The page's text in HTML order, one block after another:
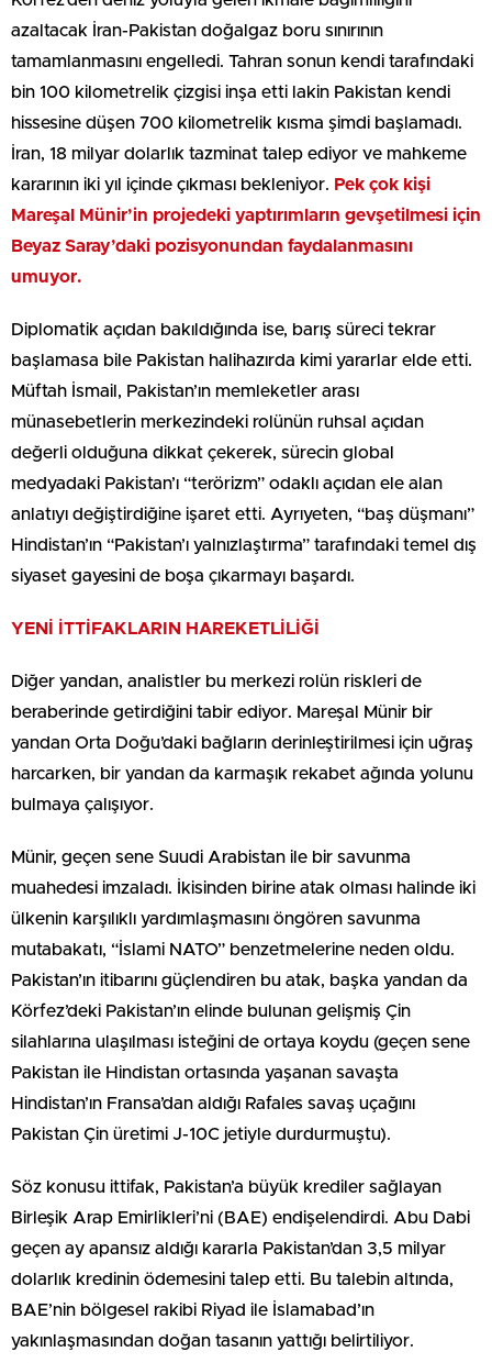
azaltacak İran-Pakistan doğalgaz boru sınırının
tamamlanmasını engelledi. Tahran sonun kendi tarafındaki
bin 100 kilometrelik çizgisi inşa etti lakin Pakistan kendi
hissesine düşen 700 kilometrelik kısma şimdi başlamadı.
İran, 18 milyar dolarlık tazminat talep ediyor ve mahkeme
kararının iki yıl içinde çıkması bekleniyor. Pek çok kişi
Mareşal Münir’in projedeki yaptırımların gevşetilmesi için
Beyaz Saray’daki pozisyonundan faydalanmasını
umuyor.
Diplomatik açıdan bakıldığında ise, barış süreci tekrar
başlamasa bile Pakistan halihazırda kimi yararlar elde etti.
Müftah İsmail, Pakistan’ın memleketler arası
münasebetlerin merkezindeki rolünün ruhsal açıdan
değerli olduğuna dikkat çekerek, sürecin global
medyadaki Pakistan’ı “terörizm” odaklı açıdan ele alan
anlatıyı değiştirdiğine işaret etti. Ayrıyeten, “baş düşmanı”
Hindistan’ın “Pakistan’ı yalnızlaştırma” tarafındaki temel dış
siyaset gayesini de boşa çıkarmayı başardı.
YENİ İTTİFAKLARIN HAREKETLİLİĞİ
Diğer yandan, analistler bu merkezi rolün riskleri de
beraberinde getirdiğini tabir ediyor. Mareşal Münir bir
yandan Orta Doğu’daki bağların derinleştirilmesi için uğraş
harcarken, bir yandan da karmaşık rekabet ağında yolunu
bulmaya çalışıyor.
Münir, geçen sene Suudi Arabistan ile bir savunma
muahedesi imzaladı. İkisinden birine atak olması halinde iki
ülkenin karşılıklı yardımlaşmasını öngören savunma
mutabakatı, “İslami NATO” benzetmelerine neden oldu.
Pakistan’ın itibarını güçlendiren bu atak, başka yandan da
Körfez’deki Pakistan’ın elinde bulunan gelişmiş Çin
silahlarına ulaşılması isteğini de ortaya koydu (geçen sene
Pakistan ile Hindistan ortasında yaşanan savaşta
Hindistan’ın Fransa’dan aldığı Rafales savaş uçağını
Pakistan Çin üretimi J-10C jetiyle durdurmuştu).
Söz konusu ittifak, Pakistan’a büyük krediler sağlayan
Birleşik Arap Emirlikleri’ni (BAE) endişelendirdi. Abu Dabi
geçen ay apansız aldığı kararla Pakistan’dan 3,5 milyar
dolarlık kredinin ödemesini talep etti. Bu talebin altında,
BAE’nin bölgesel rakibi Riyad ile İslamabad’ın
yakınlaşmasından doğan tasanın yattığı belirtiliyor.